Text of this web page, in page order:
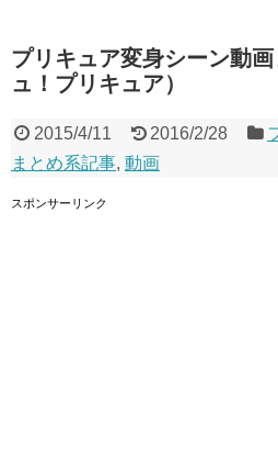
プリキュア変身シーン動
ュ！プリキュア）
2015/4/11 2016/2/28
まとめ系記事, 動画
スポンサーリンク